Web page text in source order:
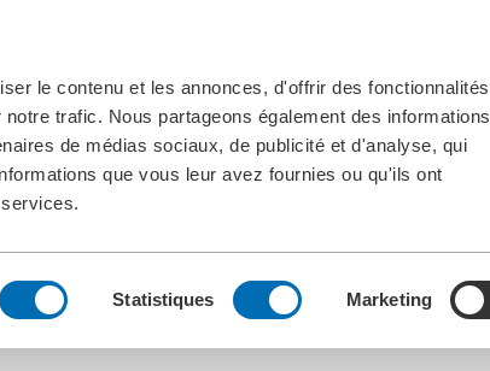
le contenu et les annonces, d'offrir des fonctionnalités
trafic. Nous partageons également des informations
de médias sociaux, de publicité et d'analyse, qui
que vous leur avez fournies ou qu'ils ont
Statistiques Marketing